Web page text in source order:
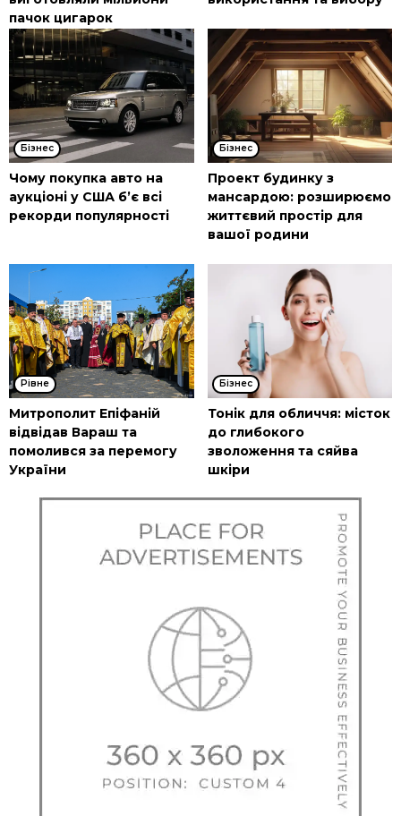
пачок цигарок
Бізнес
Чому покупка авто на
аукціоні у США б’є всі
рекорди популярності
Бізнес
Проект будинку з
мансардою: розширюємо
життєвий простір для
вашої родини
Рівне
Митрополит Епіфаній
відвідав Вараш та
помолився за перемогу
України
Бізнес
Тонік для обличчя: місток
до глибокого
зволоження та сяйва
шкіри